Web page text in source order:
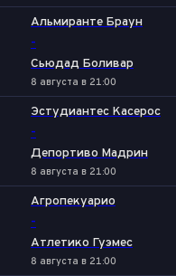
Альмиранте Браун
-
Сьюдад Боливар
8 августа в 21:00
Эстудиантес Касерос
-
Депортиво Мадрин
8 августа в 21:00
Агропекуарио
-
Атлетико Гуэмес
8 августа в 21:00